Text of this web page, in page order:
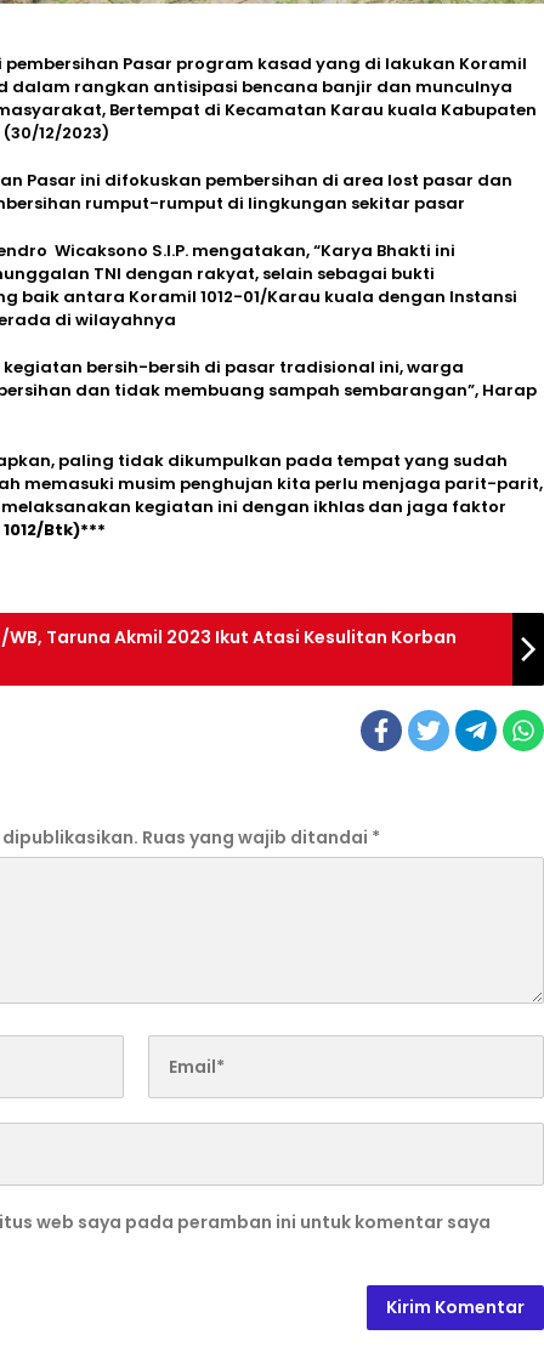
pembersihan Pasar program kasad yang di lakukan Koramil
dalam rangkan antisipasi bencana banjir dan munculnya
Bertempat di Kecamatan Karau kuala Kabupaten
12/2023)
Pasar ini difokuskan pembersihan di area lost pasar dan
rumput-rumput di lingkungan sekitar pasar
Wicaksono S.I.P. mengatakan, “Karya Bhakti ini
TNI dengan rakyat, selain sebagai bukti
baik antara Koramil 1012-01/Karau kuala dengan Instansi
di wilayahnya
bersih-bersih di pasar tradisional ini, warga
dan tidak membuang sampah sembarangan”, Harap
paling tidak dikumpulkan pada tempat yang sudah
memasuki musim penghujan kita perlu menjaga parit-parit,
kegiatan ini dengan ikhlas dan jaga faktor
Btk)***
WB, Taruna Akmil 2023 Ikut Atasi Kesulitan Korban
Ruas yang wajib ditandai *
web saya pada peramban ini untuk komentar saya